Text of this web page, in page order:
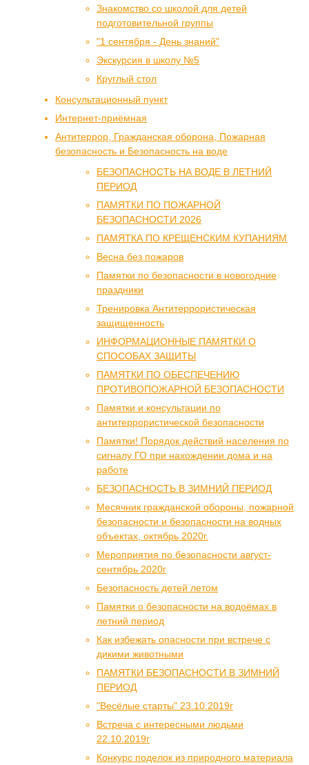
Знакомство со школой для детей
подготовительной группы
"1 сентября - День знаний"
Экскурсия в школу №5
Круглый стол
Консультационный пункт
Интернет-приёмная
Антитеррор, Гражданская оборона, Пожарная
безопасность и Безопасность на воде
БЕЗОПАСНОСТЬ НА ВОДЕ В ЛЕТНИЙ
ПЕРИОД
ПАМЯТКИ ПО ПОЖАРНОЙ
БЕЗОПАСНОСТИ 2026
ПАМЯТКА ПО КРЕЩЕНСКИМ КУПАНИЯМ
Весна без пожаров
Памятки по безопасности в новогодние
праздники
Тренировка Антитеррористическая
защищенность
ИНФОРМАЦИОННЫЕ ПАМЯТКИ О
СПОСОБАХ ЗАЩИТЫ
ПАМЯТКИ ПО ОБЕСПЕЧЕНИЮ
ПРОТИВОПОЖАРНОЙ БЕЗОПАСНОСТИ
Памятки и консультации по
антитеррористической безопасности
Памятки! Порядок действий населения по
сигналу ГО при нахождении дома и на
работе
БЕЗОПАСНОСТЬ В ЗИМНИЙ ПЕРИОД
Месячник гражданской обороны, пожарной
безопасности и безопасности на водных
объектах, октябрь 2020г.
Мероприятия по безопасности август-
сентябрь 2020г
Безопасность детей летом
Памятки о безопасности на водоёмах в
летний период
Как избежать опасности при встрече с
дикими животными
ПАМЯТКИ БЕЗОПАСНОСТИ В ЗИМНИЙ
ПЕРИОД
"Весёлые старты" 23.10.2019г
Встреча с интересными людьми
22.10.2019г
Конкурс поделок из природного материала